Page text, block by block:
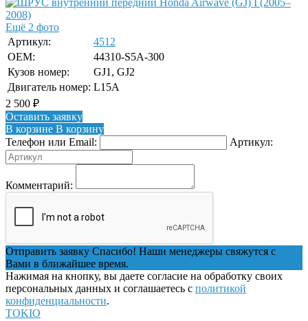
Ещё 2 фото
Артикул:
4512
OEM:
44310-S5A-300
Кузов номер:
GJ1, GJ2
Двигатель номер: L15A
2 500 ₽
Оставить заявку
В корзине В корзину
Телефон или Email:
Артикул:
Комментарий:
Отправить заявку Спасибо! Наши менеджеры свяжутся с
Вами в ближайшее время.
Нажимая на кнопку, вы даете согласие на обработку своих
персональных данных и соглашаетесь с политикой
конфиденциальности.
TOKIO